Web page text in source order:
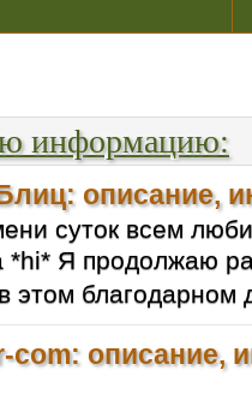
информацию:
описание,
суток всем
*hi* Я продолжаю
этом
com: описание,